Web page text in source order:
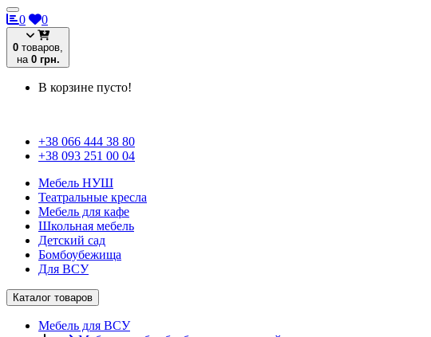
0 0
0 товаров,
на 0 грн.
В корзине пусто!
+38 066 444 38 80
+38 093 251 00 04
Мебель НУШ
Театральные кресла
Мебель для кафе
Школьная мебель
Детский сад
Бомбоубежища
Для ВСУ
Каталог товаров
Мебель для ВСУ